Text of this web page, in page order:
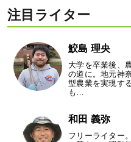
注目ライター
鮫島 理央
大学を卒業後、
の道に。地元神
型農業を実現す
も…
和田 義弥
フリーライター